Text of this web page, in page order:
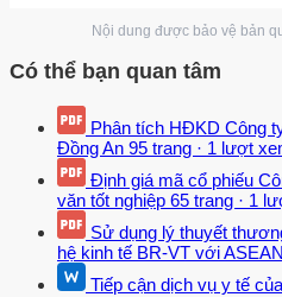
Để triển khai được các sản phẩm
lược. Marketing kích thích việc mua
phẩm có chức năng, hình dáng,
hợp với thị hiếu và sở thích của
chú ý của khách hàng.
- Kiến thức và sự hiểu biết về
xây dựng các chiến lược
khách hàng. Ví dụ, tung ra thị
điểm có tính chất cá nhân và tính
Nội dung được bảo vệ bản
Có thể bạn quan tâm
Phân tích HĐKD Công
Đồng An 95 trang · 1 lượt
Định giá mã cổ phiếu
văn tốt nghiệp 65 trang · 1
Sử dụng lý thuyết
hệ kinh tế BR-VT với ASEAN
Tiếp cận dịch vụ y tế